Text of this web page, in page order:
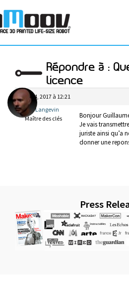
Répondre à :
licence
avril 14, 2017 à 12:21
Gael Langevin
Maître des clés
Bonjour
Je vais
juriste ainsi qu’a
donner une
Press